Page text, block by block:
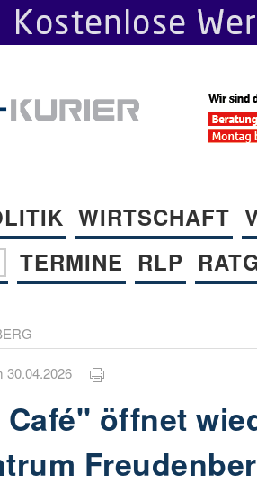
WIRTSCHAFT
TERMINE RLP
30.04.2026
öffnet